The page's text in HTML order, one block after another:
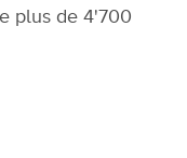
plus de 4'700